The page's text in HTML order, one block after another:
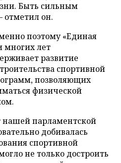
Быть сильным
отметил он.
поэтому «Единая
многих лет
развитие
спортивной
позволяющих
физической
нашей парламентской
добивалась
спортивной
не только достроить